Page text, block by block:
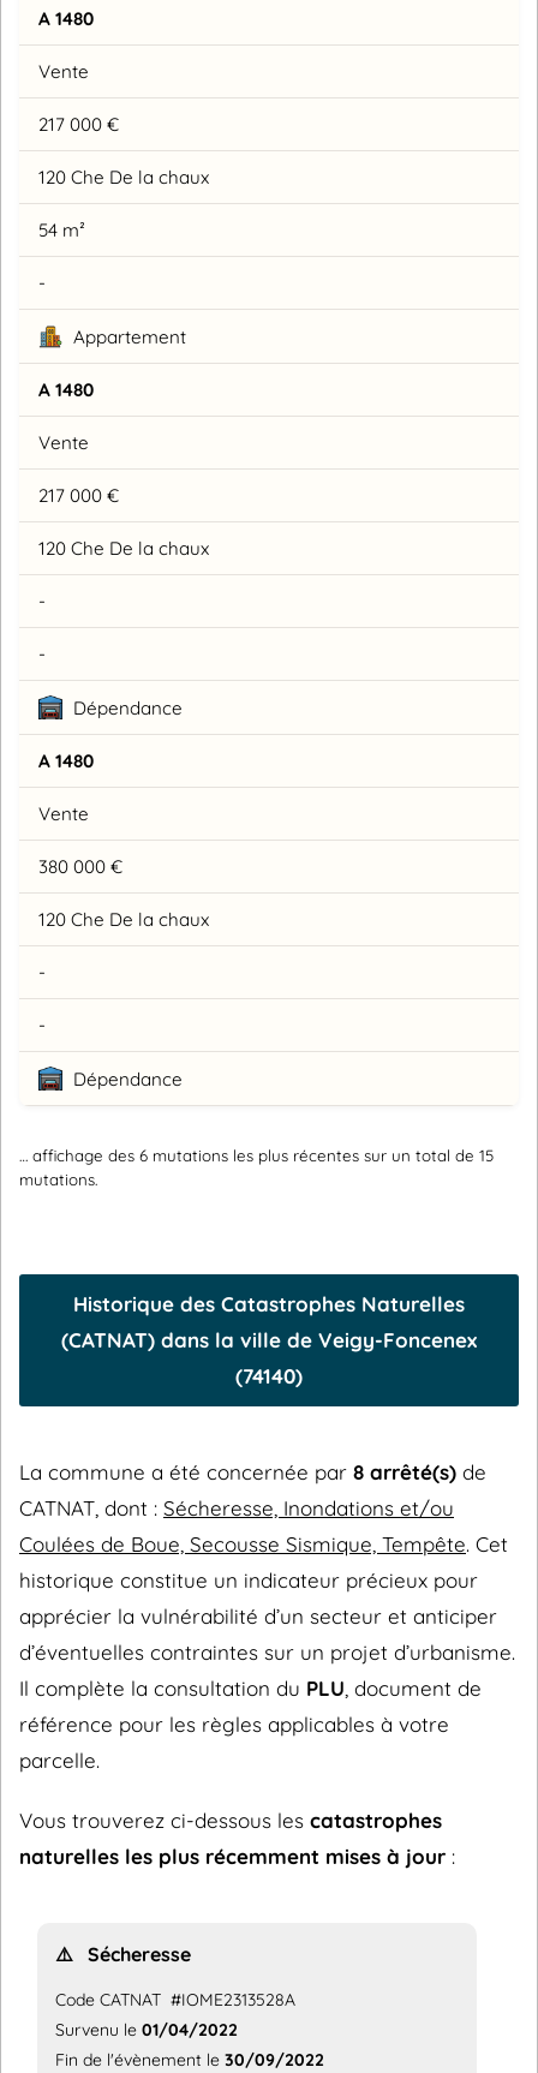
A 1480
Vente
217 000 €
120 Che De la chaux
54 m²
-
Appartement
A 1480
Vente
217 000 €
120 Che De la chaux
-
-
Dépendance
A 1480
Vente
380 000 €
120 Che De la chaux
-
-
Dépendance
… affichage des 6 mutations les plus récentes sur un total de 15
mutations.
Historique des Catastrophes Naturelles
(CATNAT) dans la ville de Veigy-Foncenex
(74140)
La commune a été concernée par 8 arrêté(s) de
CATNAT, dont : Sécheresse, Inondations et/ou
Coulées de Boue, Secousse Sismique, Tempête. Cet
historique constitue un indicateur précieux pour
apprécier la vulnérabilité d’un secteur et anticiper
d’éventuelles contraintes sur un projet d’urbanisme.
Il complète la consultation du PLU , document de
référence pour les règles applicables à votre
parcelle.
Vous trouverez ci-dessous les catastrophes
naturelles les plus récemment mises à jour :
⚠️ Sécheresse
Code CATNAT #IOME2313528A
Survenu le 01/04/2022
Fin de l'évènement le 30/09/2022